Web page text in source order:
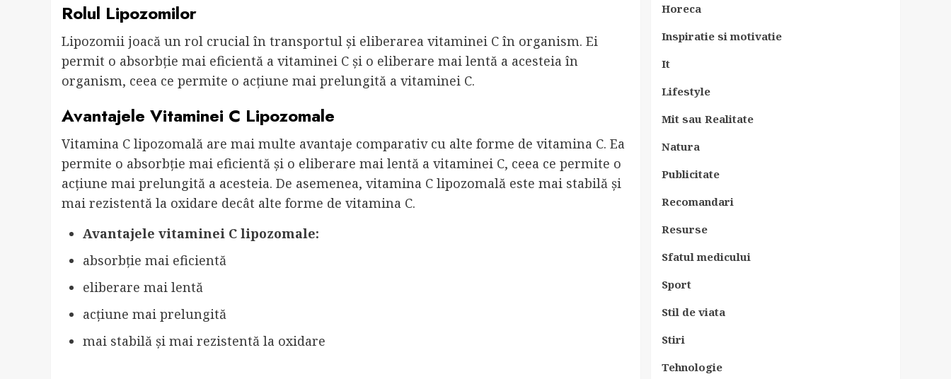
Rolul Lipozomilor
Lipozomii joacă un rol crucial în transportul și eliberarea vitaminei C în organism. Ei
permit o absorbție mai eficientă a vitaminei C și o eliberare mai lentă a acesteia în
organism, ceea ce permite o acțiune mai prelungită a vitaminei C.
Avantajele Vitaminei C Lipozomale
Vitamina C lipozomală are mai multe avantaje comparativ cu alte forme de vitamina C. Ea
permite o absorbție mai eficientă și o eliberare mai lentă a vitaminei C, ceea ce permite o
acțiune mai prelungită a acesteia. De asemenea, vitamina C lipozomală este mai stabilă și
mai rezistentă la oxidare decât alte forme de vitamina C.
Avantajele vitaminei C lipozomale:
absorbție mai eficientă
eliberare mai lentă
acțiune mai prelungită
mai stabilă și mai rezistentă la oxidare
Horeca
Inspiratie si motivatie
It
Lifestyle
Mit sau Realitate
Natura
Publicitate
Recomandari
Resurse
Sfatul medicului
Sport
Stil de viata
Stiri
Tehnologie